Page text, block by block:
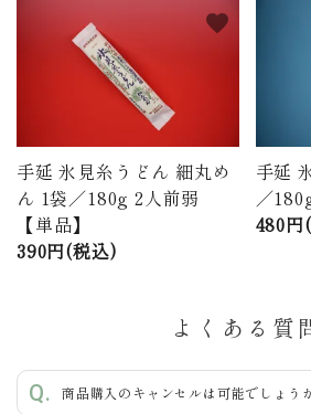
手延 氷見糸うどん 細丸め
ん 1袋／180g 2人前弱
【単品】
390円(税込)
favorite
手延
／
480円
よくある質
商品購入のキャンセルは可能でしょう